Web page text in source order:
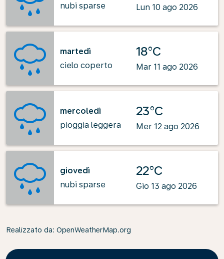
nubi sparse
Lun 10 ago 2026
martedì
cielo coperto
18°C
Mar 11 ago 2026
mercoledì
pioggia leggera
23°C
Mer 12 ago 2026
giovedì
nubi sparse
22°C
Gio 13 ago 2026
Realizzato da: OpenWeatherMap.org